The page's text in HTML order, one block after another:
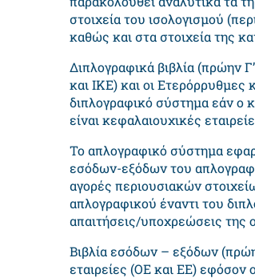
στοιχεία του ισολογισμού
καθώς και στα στοιχεία της
Διπλογραφικά βιβλία (πρώην
και ΙΚΕ) και οι Ετερόρρυθμες
διπλογραφικό σύστημα εάν ο
είναι κεφαλαιουχικές
Το απλογραφικό σύστημα
εσόδων-εξόδων του
αγορές περιουσιακών
απλογραφικού έναντι του
απαιτήσεις/υποχρεώσεις
Βιβλία εσόδων – εξόδων
εταιρείες (ΟΕ και ΕΕ) εφόσον